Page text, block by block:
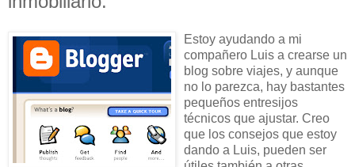
Estoy ayudando a mi
compañero Luis a crearse un
blog sobre viajes, y aunque
no lo parezca, hay bastantes
pequeños entresijos
técnicos que ajustar. Creo
que los consejos que estoy
dando a Luis, pueden ser